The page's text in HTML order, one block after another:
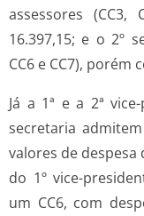
assessores
16.397,15; e o 2º
CC6 e CC7), porém
Já a 1ª e a 2ª
secretaria
valores de despesa
do 1º vice-
um CC6, com